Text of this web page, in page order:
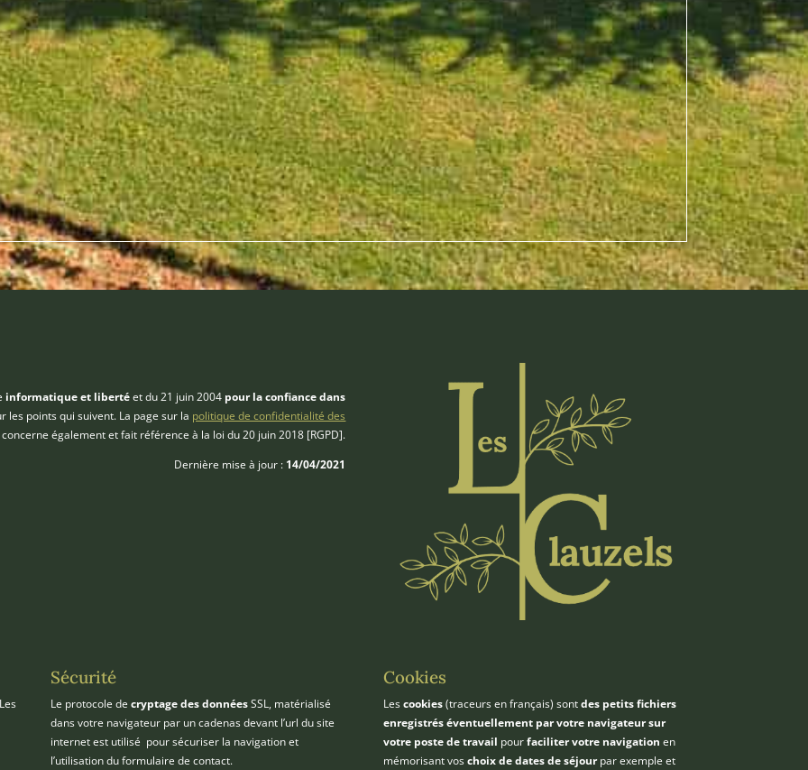
informatique et libertéetdu 21 juin 2004 pour la confiance dans
les points qui suivent. La page sur la politique de confidentialité des
également et fait référence à la loi du 20 juin 2018 [RGPD].
Dernière mise à jour : 14/04/2021
Sécurité
Le protocole de cryptage des donnéesSSL, matérialisé
dans votre navigateur par un cadenas devant l’url du site
internet est utilisé pour sécuriser la navigation et
l’utilisation du formulaire de contact.
Cookies
Lescookies(traceurs en français) sontdes petits fichiers
enregistrés éventuellement par votre navigateur sur
votre poste de travail pourfaciliter votre navigation en
mémorisant voschoix de dates de séjourpar exemple et